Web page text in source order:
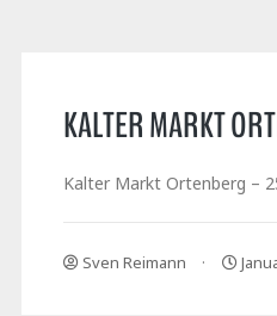
KALTER MARKT
Kalter Markt Ortenberg –
Sven Reimann